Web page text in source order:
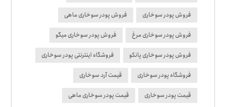
فروش پودر سوخاری فروش پودر سوخاری ماهی
فروش پودر سوخاری مرغ فروش پودر سوخاری میگو
فروش پودر سوخاری پانکو فروشگاه اینترنتی پودر سوخاری
فروشگاه پودر سوخاری قیمت آرد سوخاری
قیمت پودر سوخاری قیمت پودر سوخاری ماهی